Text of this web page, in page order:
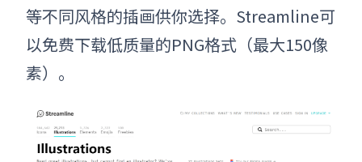
等不同风格的插画供你选择。Streamline可
以免费下载低质量的PNG格式（最大150像
素）。